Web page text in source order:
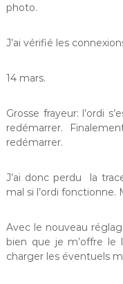
photo.
J’ai vérifié les
14 mars.
Grosse frayeur: l’ordi
redémarrer.
redémarrer.
J’ai donc perdu la
mal si l’ordi fonctionne.
Avec le nouveau
bien que je m’offre le
charger les éventuels